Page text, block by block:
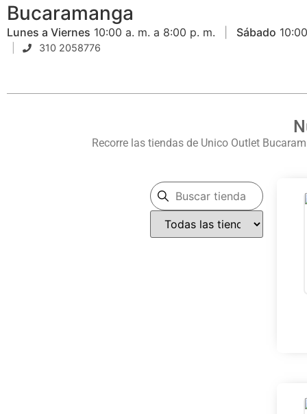
Bucaramanga
Lunes a Viernes 10:00 a. m. a 8:00 p. m. Sábado
310 2058776
Recorre las tiendas de Unico Outlet